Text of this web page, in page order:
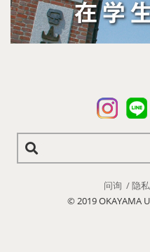
问询 隐
© 2019 OKAYAMA